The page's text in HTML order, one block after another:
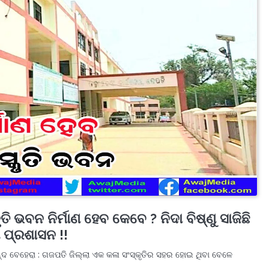
ଭବନ ନିର୍ମାଣ ହେବ କେବେ ? ନିଦା ବିଷ୍ଣୁ ସାଜିଛି
!!
: ଗଜପତି ଜିଲ୍ଲା ଏକ କଳା ସଂସ୍କୃତିର ସହର ହୋଇ ଥିବା ବେଳେ